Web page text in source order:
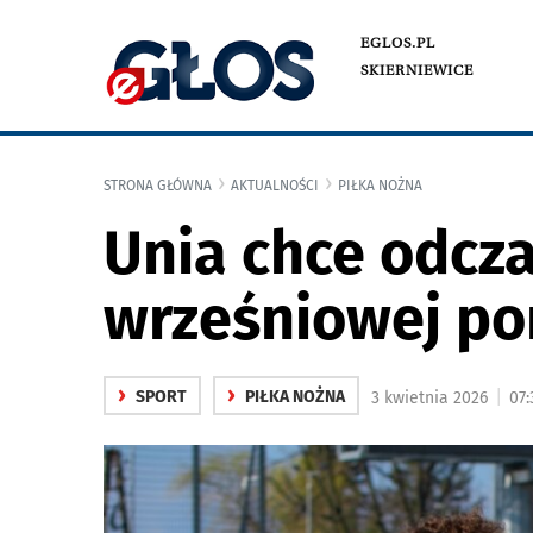
EGLOS.PL
SKIERNIEWICE
STRONA GŁÓWNA AKTUALNOŚCI PIŁKA NOŻNA
Unia chce
wrześniowej
› SPORT › PIŁKA NOŻNA 3 kwietnia 2026